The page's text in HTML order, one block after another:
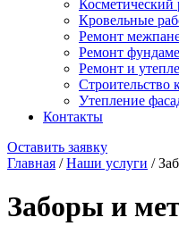
Косметический
Кровельные
Ремонт
Ремонт
Ремонт и
Строительство
Утепление
Контакты
Оставить заявку
Главная /Наши услуги /
Заборы и